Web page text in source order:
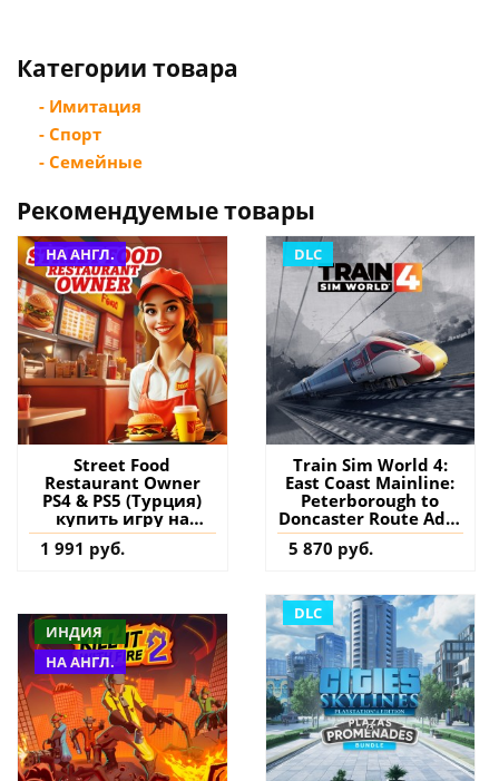
Категории товара
- Имитация
- Спорт
- Семейные
Рекомендуемые товары
НА АНГЛ.
Street Food
Restaurant Owner
PS4 & PS5 (Турция)
купить игру на
аккаунт
1 991 руб.
DLC
Train Sim World 4:
East Coast Mainline:
Peterborough to
Doncaster Route Add-
On PS4 & PS5
(Турция) купить
аккаунт
5 870 руб.
ИНДИЯ
НА АНГЛ.
DLC